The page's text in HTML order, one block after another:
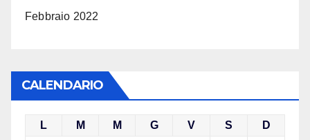
Febbraio 2022
CALENDARIO
L M M G V S D